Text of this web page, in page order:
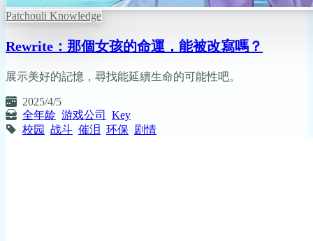
Patchouli Knowledge
Rewrite：那個女孩的命運，能被改寫嗎？
展示美好的記憶，尋找能延續生命的可能性吧。
2025/4/5
全年龄 游戏公司
Key
校园
战斗 催泪 环保 剧情